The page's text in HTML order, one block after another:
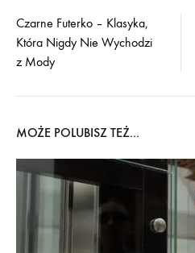
Czarne Futerko – Klasyka,
Która Nigdy Nie Wychodzi
z Mody
MOŻE POLUBISZ TEŻ...